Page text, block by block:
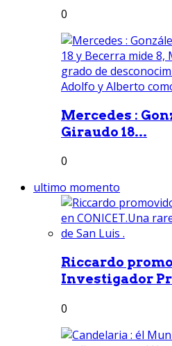
0
Mercedes :
Giraudo 18...
0
ultimo momento
Riccardo
Investigador
0